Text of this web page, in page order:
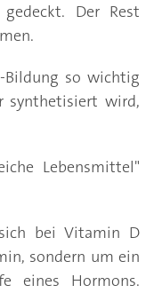
Der Rest
Bildung so wichtig
synthetisiert wird,
Lebensmittel"
bei Vitamin D
sondern um ein
eines Hormons.